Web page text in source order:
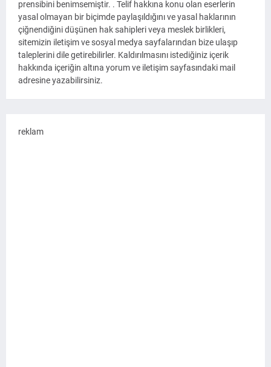
prensibini benimsemiştir. . Telif hakkına konu olan eserlerin
yasal olmayan bir biçimde paylaşıldığını ve yasal haklarının
çiğnendiğini düşünen hak sahipleri veya meslek birlikleri,
sitemizin iletişim ve sosyal medya sayfalarından bize ulaşıp
taleplerini dile getirebilirler. Kaldırılmasını istediğiniz içerik
hakkında içeriğin altına yorum ve iletişim sayfasındaki mail
adresine yazabilirsiniz.
reklam